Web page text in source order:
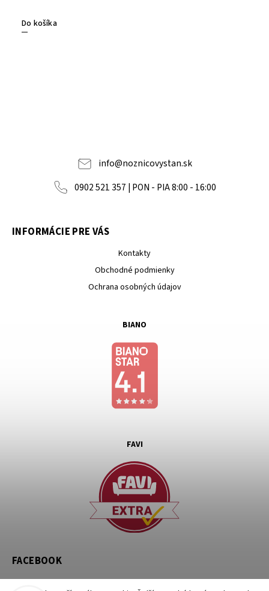
Do košíka
info@noznicovystan.sk
0902 521 357 | PON - PIA 8:00 - 16:00
INFORMÁCIE PRE VÁS
Kontakty
Obchodné podmienky
Ochrana osobných údajov
BIANO
FAVI
FACEBOOK